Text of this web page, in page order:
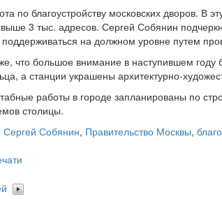
по благоустройству московских дворов. В
3 тыс. адресов. Сергей Собянин
на должном уровне путем
что большое внимание в наступившем году
а станции украшены архитектурно-
работы в городе запланированы по
столицы.
Собянин, Правительство Москвы,